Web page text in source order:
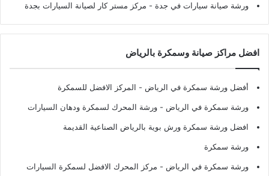
ورشة صيانة سيارات في جدة - مركز مستر كار لصيانة السيارات بجدة
افضل مراكز صيانة وسمكرة بالرياض
أفضل ورشة سمكرة في الرياض - المركز الافضل للسمكرة
ورشة سمكرة في الرياض - ورشة المحرك لسمكرة ودهان السيارات
افضل ورشة سمكرة ورش بوية بالرياض الصناعية القديمة
ورشة سمكرة
ورشة سمكرة في الرياض - مركز المحرك الافضل لسمكرة السيارات